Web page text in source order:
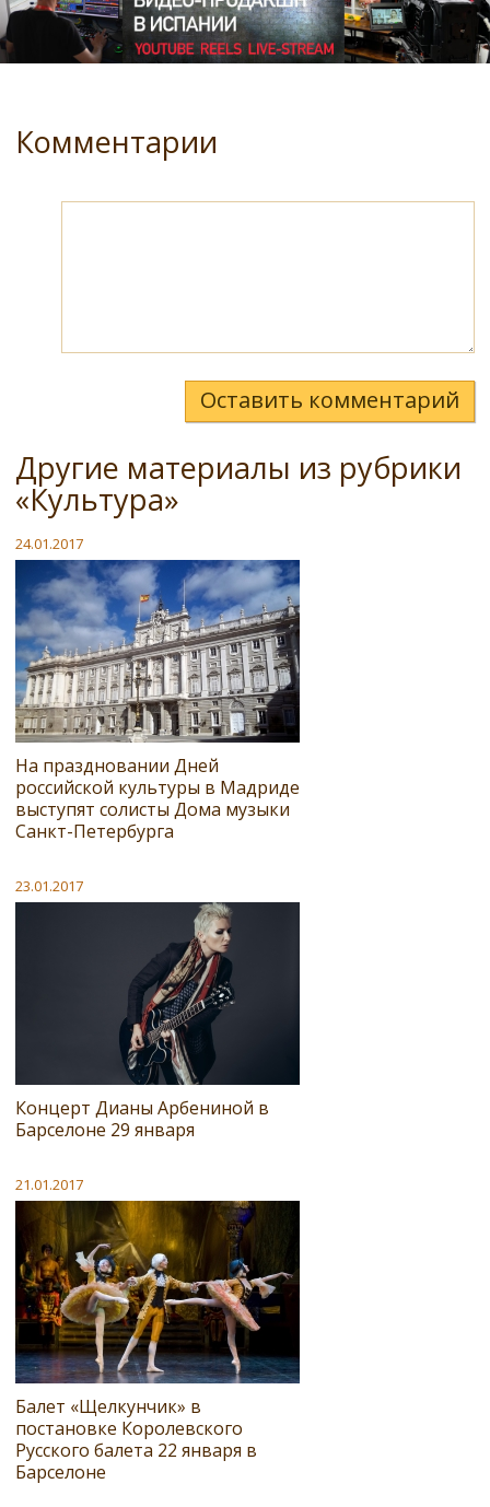
Комментарии
Оставить комментарий
Другие материалы из рубрики
«Культура»
24.01.2017
На праздновании Дней
российской культуры в Мадриде
выступят солисты Дома музыки
Санкт-Петербурга
23.01.2017
Концерт Дианы Арбениной в
Барселоне 29 января
21.01.2017
Балет «Щелкунчик» в
постановке Королевского
Русского балета 22 января в
Барселоне